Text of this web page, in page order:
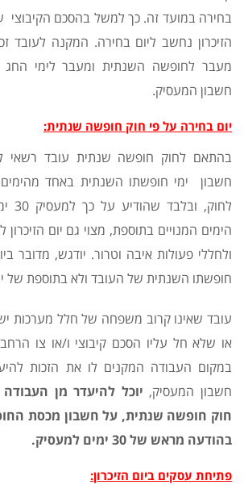
בחירה במועד זה. כך למשל בהסכם
הזיכרון נחשב ליום בחירה. המקנה לעובד
מעבר לחופשה השנתית ומעבר לימי החג
חשבון המעסיק.
יום בחירה על פי חוק חופשה שנתית:
בהתאם לחוק חופשה שנתית עובד רשאי
הימים המנויים בתוספת, מצוי גם יום
ולחללי פעולות איבה וטרור. יודגש, מדובר
חופשתו השנתית של העובד ולא בתוספת של
עובד שאינו קרוב משפחה של חלל מערכות
או שלא חל עליו הסכם קיבוצי ו/או צו
במקום העבודה המקנים לו את הזכות
חשבון המעסיק, יוכל להיעדר מן העבודה
חוק חופשה שנתית, על חשבון מכסת
בהודעה מראש של 30 ימים למעסיק.
פתיחת עסקים ביום הזיכרון: